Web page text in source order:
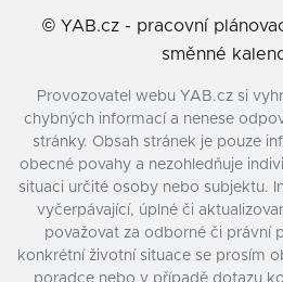
© YAB.cz - pracovní
směnné
Provozovatel webu YAB.cz si
chybných informací a nenese
stránky. Obsah stránek je pouze
obecné povahy a nezohledňuje
situaci určité osoby nebo subjektu.
vyčerpávající, úplné či
považovat za odborné či právní
konkrétní životní situace se prosím
poradce nebo v případě dotazu